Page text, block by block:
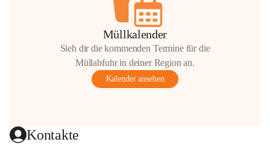
Müllkalender
Sieh dir die kommenden Termine für die
Müllabfuhr in deiner Region an.
Kalender ansehen
Kontakte